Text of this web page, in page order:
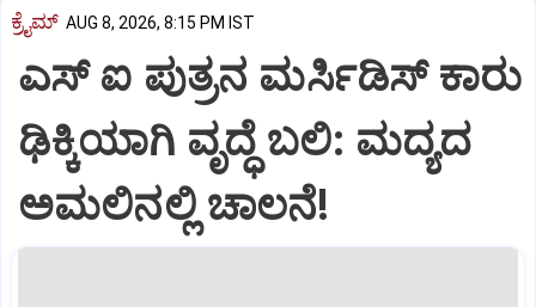
ಕ್ರೈಮ್ AUG 8, 2026, 8:15 PM IST
ಎಸ್ ಐ ಪುತ್ರನ ಮರ್ಸಿಡಿಸ್‌ ಕಾರು
ಢಿಕ್ಕಿಯಾಗಿ ವೃದ್ಧೆ ಬಲಿ: ಮದ್ಯದ
ಅಮಲಿನಲ್ಲಿ ಚಾಲನೆ!